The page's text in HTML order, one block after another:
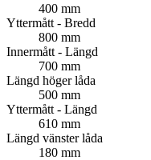
400 mm
Yttermått - Bredd
800 mm
Innermått - Längd
700 mm
Längd höger låda
500 mm
Yttermått - Längd
610 mm
Längd vänster låda
180 mm